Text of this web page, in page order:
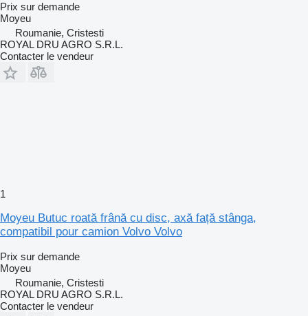
Prix sur demande
Moyeu
Roumanie, Cristesti
ROYAL DRU AGRO S.R.L.
Contacter le vendeur
1
Moyeu Butuc roată frână cu disc, axă față stânga,
compatibil pour camion Volvo Volvo
Prix sur demande
Moyeu
Roumanie, Cristesti
ROYAL DRU AGRO S.R.L.
Contacter le vendeur